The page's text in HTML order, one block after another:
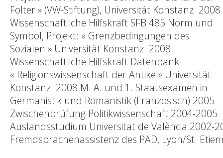
Folter » (VW-Stiftung), Universität Konstanz 2008
Wissenschaftliche Hilfskraft SFB 485 Norm und
Symbol, Projekt: « Grenzbedingungen des
Sozialen » Universität Konstanz 2008
Wissenschaftliche Hilfskraft Datenbank
« Religionswissenschaft der Antike » Universität
Konstanz 2008 M. A. und 1. Staatsexamen in
Germanistik und Romanistik (Französisch) 2005
Zwischenprüfung Politikwissenschaft 2004-2005
Auslandsstudium Universitat de València 2002-
Fremdsprachenassistenz des PAD, Lyon/St.